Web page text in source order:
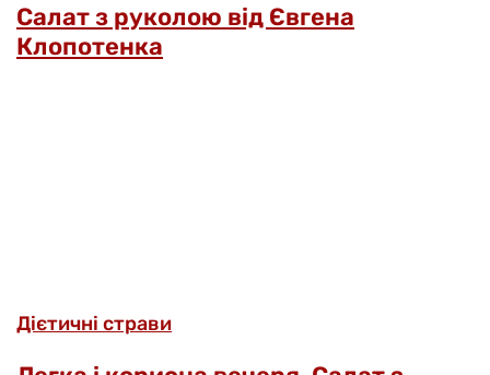
Салат з руколою від Євгена
Клопотенка
Дієтичні страви